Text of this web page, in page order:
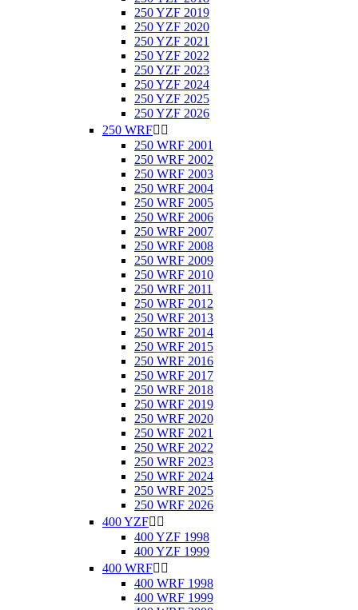
250 YZF 2019
250 YZF 2020
250 YZF 2021
250 YZF 2022
250 YZF 2023
250 YZF 2024
250 YZF 2025
250 YZF 2026
250 WRF 
250 WRF 2001
250 WRF 2002
250 WRF 2003
250 WRF 2004
250 WRF 2005
250 WRF 2006
250 WRF 2007
250 WRF 2008
250 WRF 2009
250 WRF 2010
250 WRF 2011
250 WRF 2012
250 WRF 2013
250 WRF 2014
250 WRF 2015
250 WRF 2016
250 WRF 2017
250 WRF 2018
250 WRF 2019
250 WRF 2020
250 WRF 2021
250 WRF 2022
250 WRF 2023
250 WRF 2024
250 WRF 2025
250 WRF 2026
400 YZF 
400 YZF 1998
400 YZF 1999
400 WRF 
400 WRF 1998
400 WRF 1999